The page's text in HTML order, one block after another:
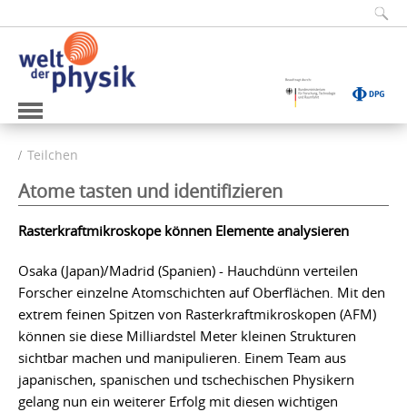
Teilchen
Atome tasten und identifizieren
Rasterkraftmikroskope können Elemente analysieren
Osaka (Japan)/Madrid (Spanien) - Hauchdünn verteilen
Forscher einzelne Atomschichten auf Oberflächen. Mit den
extrem feinen Spitzen von Rasterkraftmikroskopen (AFM)
können sie diese Milliardstel Meter kleinen Strukturen
sichtbar machen und manipulieren. Einem Team aus
japanischen, spanischen und tschechischen Physikern
gelang nun ein weiterer Erfolg mit diesen wichtigen